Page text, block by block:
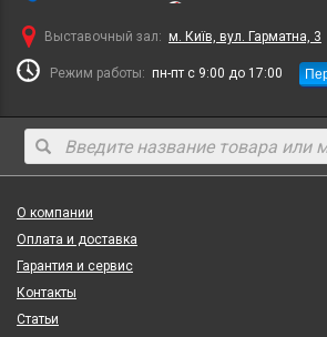
Выставочный зал: м. Київ, вул. Гарматна, 3
Режим работы: пн-пт с 9:00 до 17:00
О компании
Оплата и доставка
Гарантия и сервис
Контакты
Статьи